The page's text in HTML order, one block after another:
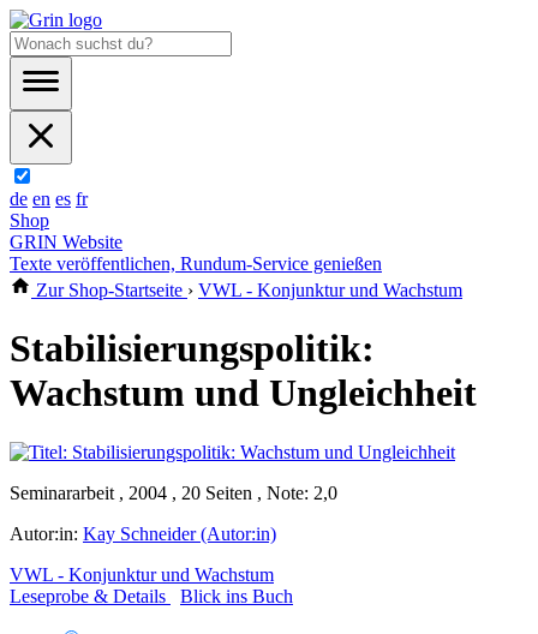
de en es fr
Shop
GRIN Website
Texte veröffentlichen, Rundum-Service genießen
Zur Shop-Startseite › VWL - Konjunktur und Wachstum
Stabilisierungspolitik:
Wachstum und Ungleichheit
Seminararbeit , 2004 , 20 Seiten , Note: 2,0
Autor:in: Kay Schneider (Autor:in)
VWL - Konjunktur und Wachstum
Leseprobe & Details
Blick ins Buch